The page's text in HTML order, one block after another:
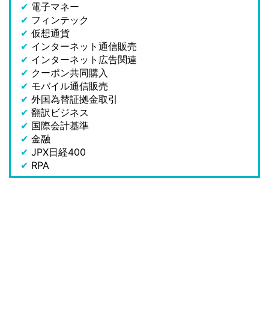
✔ 電子マネー
✔ フィンテック
✔ 仮想通貨
✔ インターネット通信販売
✔ インターネット広告関連
✔ クーポン共同購入
✔ モバイル通信販売
✔ 外国為替証拠金取引
✔ 翻訳ビジネス
✔ 国際会計基準
✔ 金融
✔ JPX日経400
✔ RPA